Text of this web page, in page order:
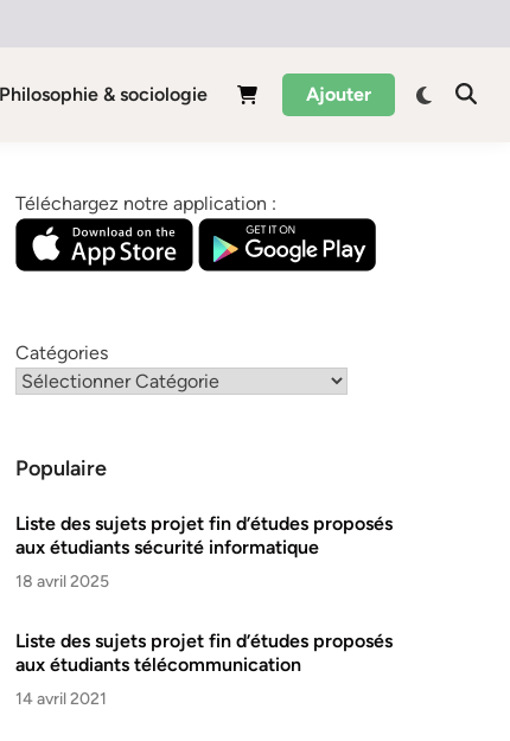
Philosophie & sociologie Ajouter
Téléchargez notre application :
Catégories
Populaire
Liste des sujets projet fin d’études proposés
aux étudiants sécurité informatique
18 avril 2025
Liste des sujets projet fin d’études proposés
aux étudiants télécommunication
14 avril 2021